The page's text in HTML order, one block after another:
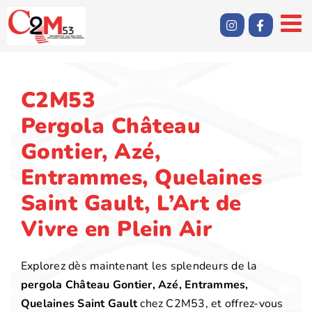
Passer
au
contenu
C2M53
Pergola Château
Gontier, Azé,
Entrammes, Quelaines
Saint Gault, L’Art de
Vivre en Plein Air
Explorez dès maintenant les splendeurs de la
pergola Château Gontier, Azé, Entrammes,
Quelaines Saint Gaultchez C2M53, et offrez-vous